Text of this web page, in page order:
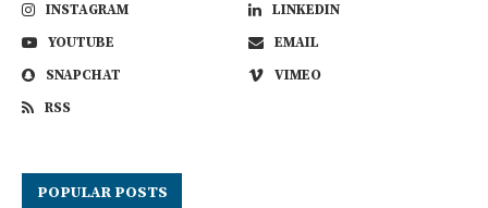
INSTAGRAM
LINKEDIN
YOUTUBE
EMAIL
SNAPCHAT
VIMEO
RSS
POPULAR POSTS